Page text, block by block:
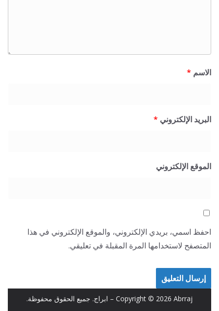
الاسم *
البريد الإلكتروني *
الموقع الإلكتروني
احفظ اسمي، بريدي الإلكتروني، والموقع الإلكتروني في هذا
المتصفح لاستخدامها المرة المقبلة في تعليقي.